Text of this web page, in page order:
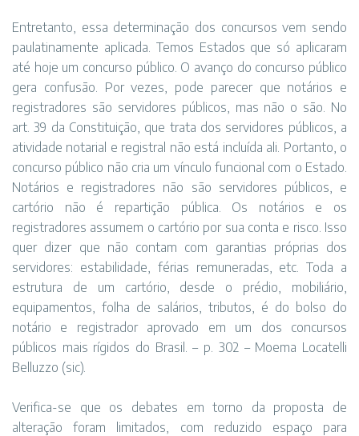
Entretanto, essa determinação dos concursos vem sendo
paulatinamente aplicada. Temos Estados que só aplicaram
até hoje um concurso público. O avanço do concurso público
gera confusão. Por vezes, pode parecer que notários e
registradores são servidores públicos, mas não o são. No
art. 39 da Constituição, que trata dos servidores públicos, a
atividade notarial e registral não está incluída ali. Portanto, o
concurso público não cria um vínculo funcional com o Estado.
Notários e registradores não são servidores públicos, e
cartório não é repartição pública. Os notários e os
registradores assumem o cartório por sua conta e risco. Isso
quer dizer que não contam com garantias próprias dos
servidores: estabilidade, férias remuneradas, etc. Toda a
estrutura de um cartório, desde o prédio, mobiliário,
equipamentos, folha de salários, tributos, é do bolso do
notário e registrador aprovado em um dos concursos
públicos mais rígidos do Brasil. – p. 302 – Moema Locatelli
Belluzzo (sic).
Verifica-se que os debates em torno da proposta de
alteração foram limitados, com reduzido espaço para